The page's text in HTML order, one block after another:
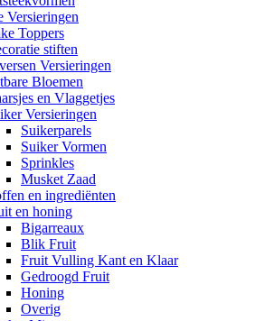
Versieringen
Toppers
stiften
Versieringen
Bloemen
en Vlaggetjes
Versieringen
Suikerparels
Suiker Vormen
Sprinkles
Musket Zaad
en ingrediënten
en honing
Bigarreaux
Blik Fruit
Fruit Vulling Kant en Klaar
Gedroogd Fruit
Honing
Overig